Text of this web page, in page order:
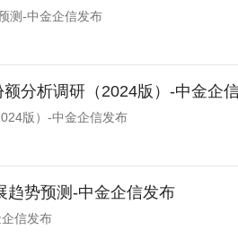
测-中金企信发布
分析调研（2024版）-中金企
版）-中金企信发布
趋势预测-中金企信发布
信发布